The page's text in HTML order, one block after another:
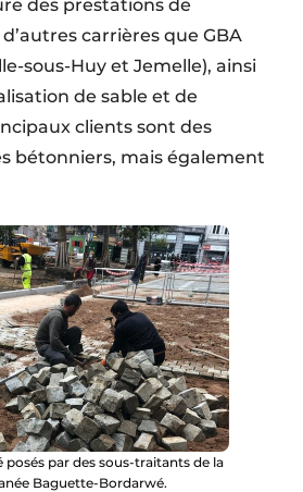
des prestations de
carrières que GBA
sous-Huy et Jemelle), ainsi
de sable et de
clients sont des
bétonniers, mais également
posés par des sous-traitants de la
Baguette-Bordarwé.